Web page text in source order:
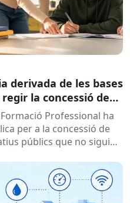
derivada de les bases
la concessió de
per al
de formació i
2027
Professional ha
per a la concessió de
públics que no siguin